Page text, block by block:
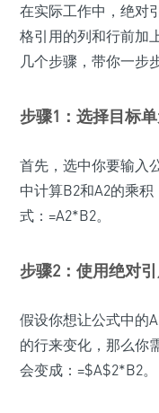
在实际工作中，绝对
格引用的列和行前加
几个步骤，带你一步
步骤1：选择目标
首先，选中你要输入
中计算B2和A2的乘
式：=A2*B2。
步骤2：使用绝对
假设你想让公式中的
的行来变化，那么你
会变成：=$A$2*B2。